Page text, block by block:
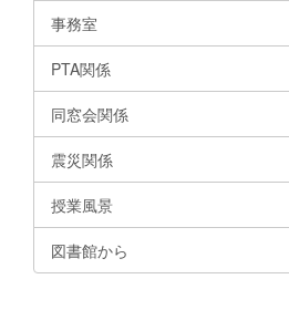
事務室
PTA関係
同窓会関係
震災関係
授業風景
図書館から